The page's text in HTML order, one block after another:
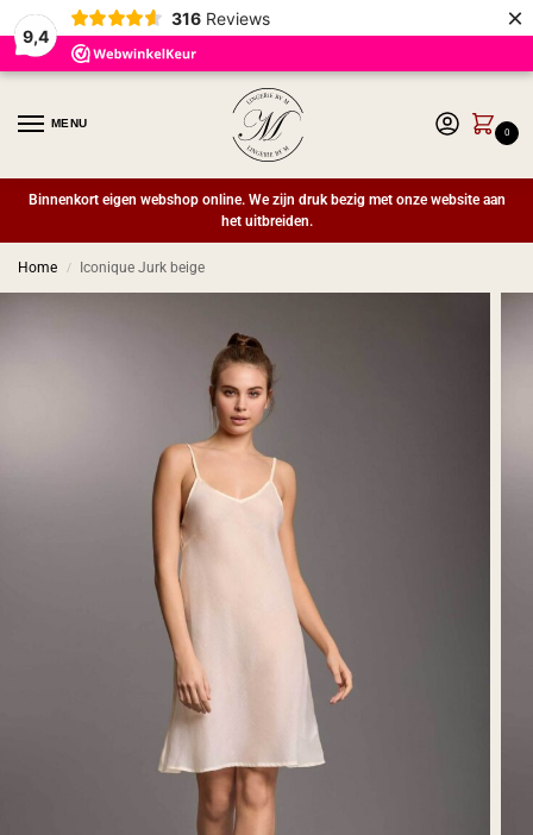
9,4
316 Reviews ×
MENU
0
Binnenkort eigen webshop online. We zijn druk bezig met onze website aan
het uitbreiden.
Home / Iconique Jurk beige